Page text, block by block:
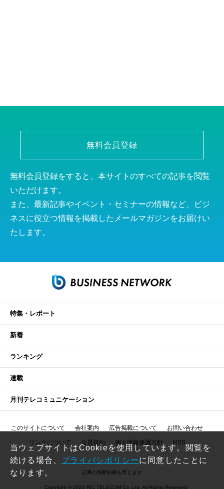
無料会員登録
無料会員登録をすると、本サイトのすべての記事を閲覧
いただけます。
また、最新記事やイベント・セミナーの情報など、ビジ
ネスに役立つ情報を掲載したメールマガジンをお届けい
たします。
特集・レポート
新着
ランキング
連載
月刊テレコミュニケーション
このサイトについて 会社案内 広告掲載について お問い合わせ
リンクについて 会員規約 個人情報保護方針 RSS
記事の無断転載を禁じます
Copyright © 2026 RIC TELECOM Co.,Ltd. All Rights Reserved.
当ウェブサイトはCookieを使用しています。閲覧を
続ける場合、 プライバシポリシーに同意したことに
なります。